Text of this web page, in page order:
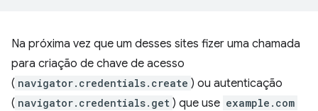
Na próxima vez que um desses sites fizer uma chamada
para criação de chave de acesso
( navigator.credentials.create ) ou autenticação
( navigator.credentials.get ) que use example.com